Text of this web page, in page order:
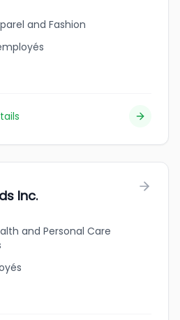
and Fashion
Inc.
and Personal Care